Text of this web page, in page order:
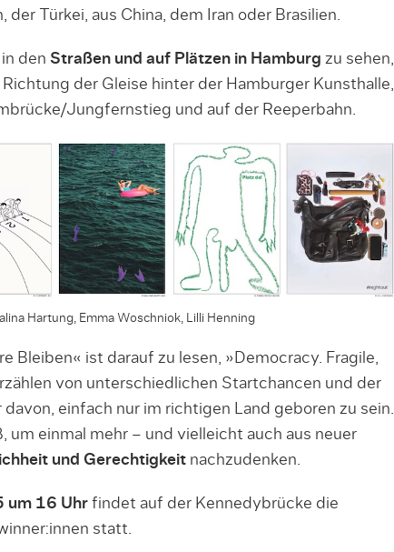
der Türkei, aus China, dem Iran oder Brasilien.
den Straßen und auf Plätzen in Hamburg zu sehen,
der Gleise hinter der Hamburger Kunsthalle,
Jungfernstieg und auf der Reeperbahn.
Hartung, Emma Woschniok, Lilli Henning
Bleiben« ist darauf zu lesen, »Democracy. Fragile,
von unterschiedlichen Startchancen und der
einfach nur im richtigen Land geboren zu sein.
um einmal mehr – und vielleicht auch aus neuer
und Gerechtigkeitnachzudenken.
16 Uhrfindet auf der Kennedybrücke die
statt.